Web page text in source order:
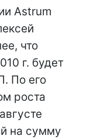
Astrum
что
г. будет
По его
роста
на сумму